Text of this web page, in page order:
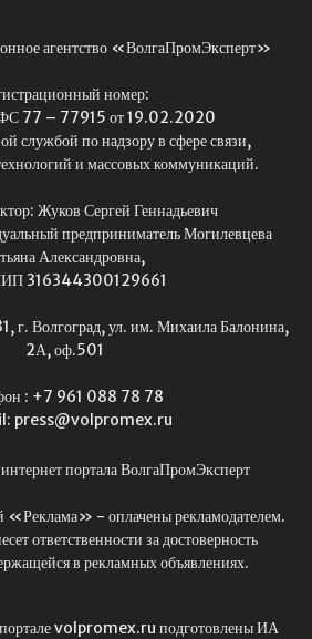
агентство «ВолгаПромЭксперт»
номер:
77 – 77915 от 19.02.2020
службой по надзору в сфере связи,
и массовых коммуникаций.
Жуков Сергей Геннадьевич
предприниматель Могилевцева
Александровна,
316344300129661
г. Волгоград, ул. им. Михаила Балонина,
2А, оф.501
: +7 961 088 78 78
press@volpromex.ru
интернет портала ВолгаПромЭксперт
«Реклама» - оплачены рекламодателем.
ответственности за достоверность
в рекламных объявлениях.
портале volpromex.ru подготовлены ИА